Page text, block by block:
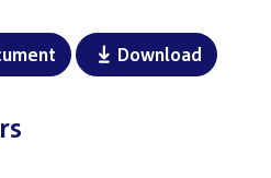
Download